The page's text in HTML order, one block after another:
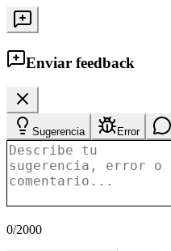
Enviar feedback
Sugerencia Error
0/2000